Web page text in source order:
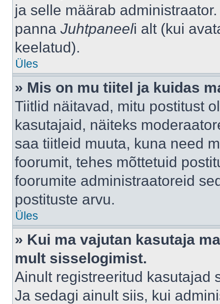
ja selle määrab
panna Juhtpaneeli alt (kui
keelatud).
Üles
» Mis on mu tiitel ja kuidas
Tiitlid näitavad, mitu postitust
kasutajaid, näiteks
saa tiitleid muuta, kuna need
foorumit, tehes mõttetuid
foorumite administraatoreid
postituste arvu.
Üles
» Kui ma vajutan kasutaja
mult sisselogimist.
Ainult registreeritud kasutajad
Ja sedagi ainult siis, kui